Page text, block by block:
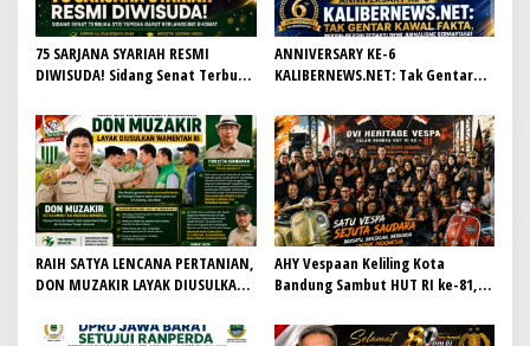
75 SARJANA SYARIAH RESMI
DIWISUDA! Sidang Senat Terbuka
Khidmat, Siapkan Lulusan
Berdaya Saing dan Berintegritas
ANNIVERSARY KE-6
KALIBERNEWS.NET: Tak Gentar
Redaksi Demi Jurnalisme
Bermartabat
RAIH SATYA LENCANA PERTANIAN,
DON MUZAKIR LAYAK DIUSULKAN
AHY Vespaan Keliling Kota
Bandung Sambut HUT RI ke-81,
Kemanusiaan